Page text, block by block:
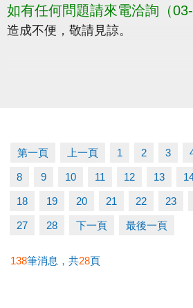
如有任何問題請來電洽詢（03-
造成不便，敬請見諒。
第一頁 上一頁 1 2 3
8 9 10 11 12 13
18 19 20 21 22 23
27 28 下一頁 最後一頁
138筆消息，共28頁